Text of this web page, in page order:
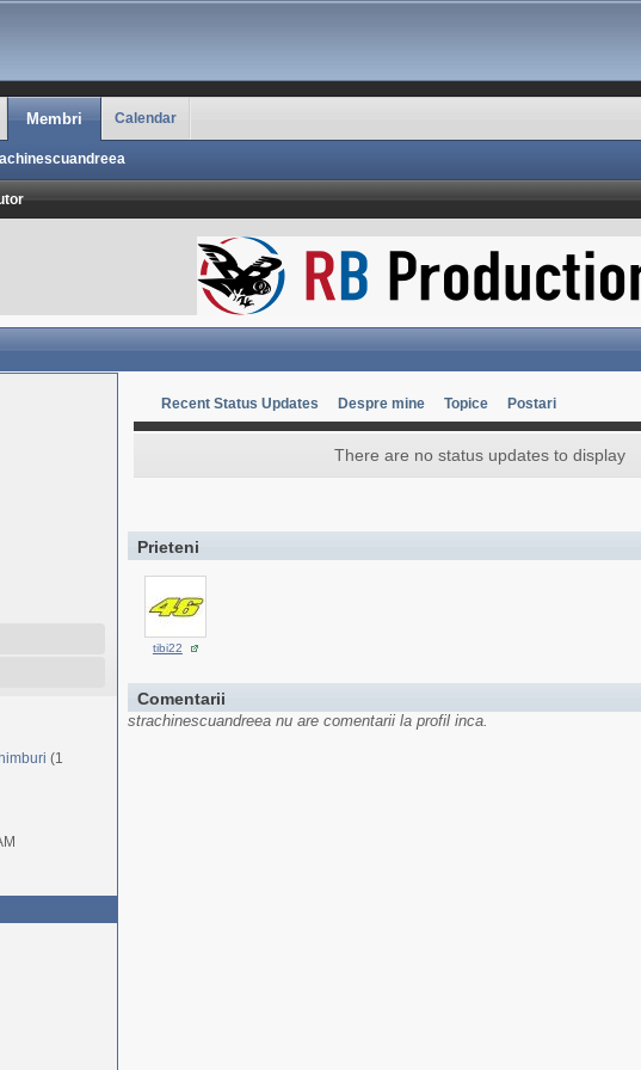
Membri Calendar
(1
Recent Status Updates Despre mine Topice Postari
There are no status updates to display
Prieteni
tibi22
Comentarii
strachinescuandreea nu are comentarii la profil inca.